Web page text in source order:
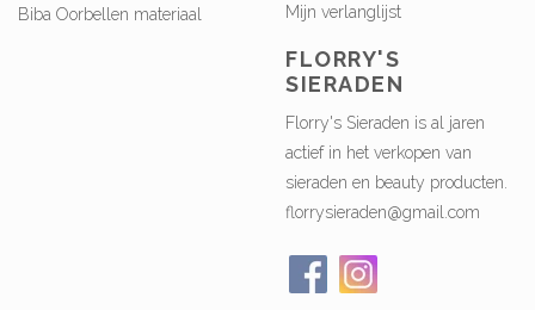
Biba Oorbellen materiaal
Mijn verlanglijst
FLORRY'S
SIERADEN
Florry's Sieraden is al jaren
actief in het verkopen van
sieraden en beauty producten.
florrysieraden@gmail.com